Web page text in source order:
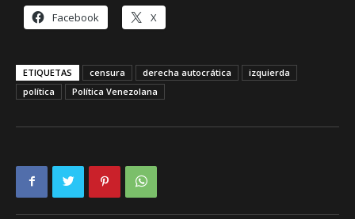
Facebook X
ETIQUETAS censura derecha autocrática
izquierda
política
Política Venezolana